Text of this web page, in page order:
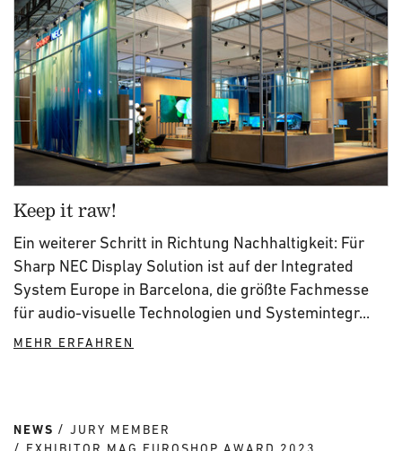
Keep it raw!
Ein weiterer Schritt in Richtung Nachhaltigkeit: Für
Sharp NEC Display Solution ist auf der Integrated
System Europe in Barcelona, die größte Fachmesse
für audio-visuelle Technologien und Systemintegr...
MEHR ERFAHREN
NEWS
JURY MEMBER